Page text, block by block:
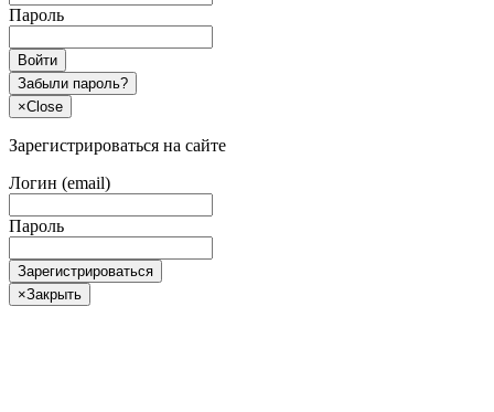
Пароль
Войти
Забыли пароль?
×Close
Зарегистрироваться на сайте
Логин (email)
Пароль
Зарегистрироваться
×Закрыть